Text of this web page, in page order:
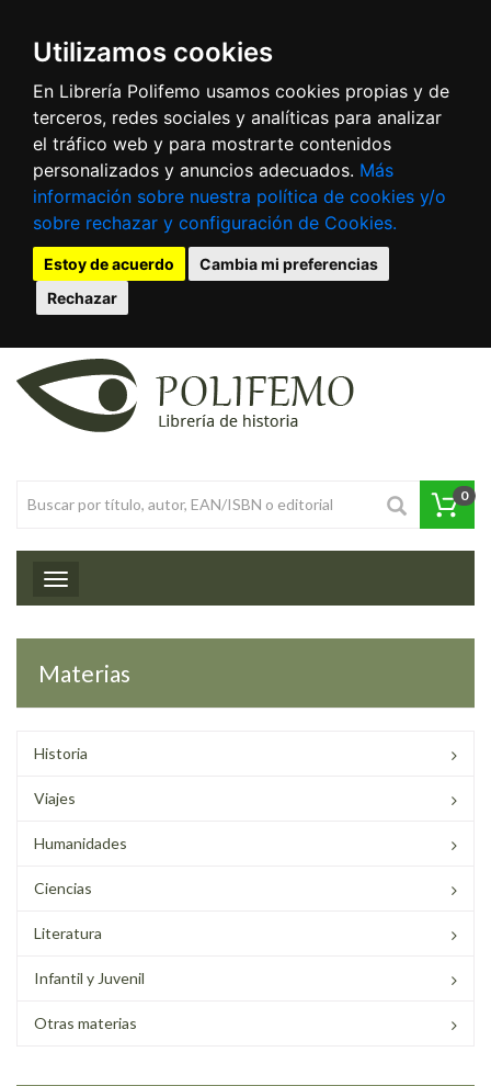
Utilizamos cookies
En Librería Polifemo usamos cookies propias y de
terceros, redes sociales y analíticas para analizar
el tráfico web y para mostrarte contenidos
personalizados y anuncios adecuados. Más
información sobre nuestra política de cookies y/o
sobre rechazar y configuración de Cookies.
Estoy de acuerdo
Cambia mi preferencias
Rechazar
0
Toggle navigation
Materias
Historia
Viajes
Humanidades
Ciencias
Literatura
Infantil y Juvenil
Otras materias